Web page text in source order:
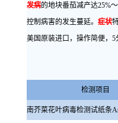
发病的地块番茄减产达25%
控制病害的发生蔓延。 症状
美国原装进口，操作简便，5
检测项目
南芥菜花叶病毒检测试纸条